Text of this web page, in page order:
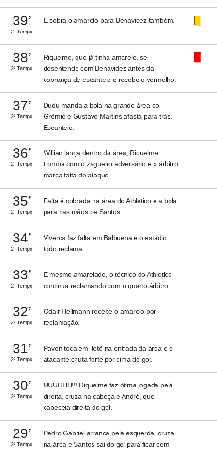
39’
2º Tempo
E sobra o amarelo para Benavidez também.
38’
2º Tempo
Riquelme, que já tinha amarelo, se
desentende com Benavidez antes da
cobrança de escanteio e recebe o vermelho.
37’
2º Tempo
Dudu manda a bola na grande área do
Grêmio e Gustavo Martins afasta para trás.
Escanteio.
36’
2º Tempo
Willian lança dentro da área, Riquelme
tromba com o zagueiro adversário e p árbitro
marca falta de ataque.
35’
2º Tempo
Falta é cobrada na área do Athletico e a bola
para nas mãos de Santos.
34’
2º Tempo
Viveros faz falta em Balbuena e o estádio
todo reclama.
33’
2º Tempo
E mesmo amarelado, o técnico do Athletico
continua reclamando com o quarto árbitro.
32’
2º Tempo
Odair Hellmann recebe o amarelo por
reclamação.
31’
2º Tempo
Pavon toca em Tetê na entrada da área e o
atacante chuta forte por cima do gol.
30’
2º Tempo
UUUHHH!!! Riquelme faz ótima jogada pela
direita, cruza na cabeça e André, que
cabeceia direita do gol.
29’
2º Tempo
Pedro Gabriel arranca pela esquerda, cruza
na área e Santos sai do gol para ficar com